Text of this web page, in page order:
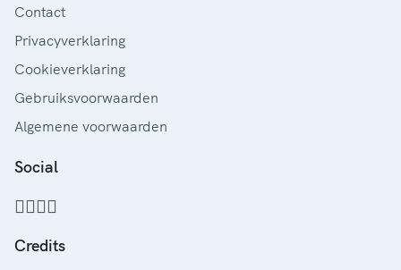
Contact
Privacyverklaring
Cookieverklaring
Gebruiksvoorwaarden
Algemene voorwaarden
Social
Credits